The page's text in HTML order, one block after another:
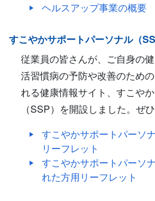
ヘルスアップ事業の概要
すこやかサポートパーソナル（
従業員の皆さんが、ご自身の
活習慣病の予防や改善のため
れる健康情報サイト、すこや
（SSP）を開設しました。ぜ
すこやかサポートパーソ
リーフレット
すこやかサポートパーソ
れた方用リーフレット